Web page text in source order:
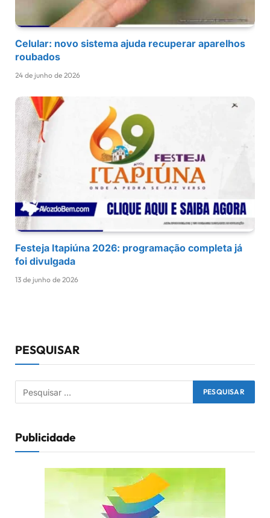
Celular: novo sistema ajuda recuperar aparelhos
roubados
24 de junho de 2026
Festeja Itapiúna 2026: programação completa já
foi divulgada
13 de junho de 2026
PESQUISAR
Publicidade